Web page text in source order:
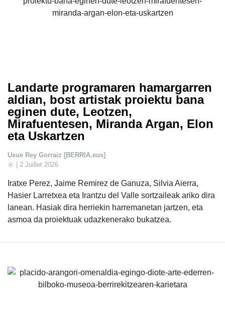
Landarte programaren hamargarren
aldian, bost artistak proiektu bana
eginen dute, Leotzen,
Mirafuentesen, Miranda Argan, Elon
eta Uskartzen
Uxue Rey Gorraiz [BERRIA.eus]
| 2 Juillet 2026
Iratxe Perez, Jaime Remirez de Ganuza, Silvia Aierra,
Hasier Larretxea eta Irantzu del Valle sortzaileak ariko dira
lanean. Hasiak dira herriekin harremanetan jartzen, eta
asmoa da proiektuak udazkenerako bukatzea.